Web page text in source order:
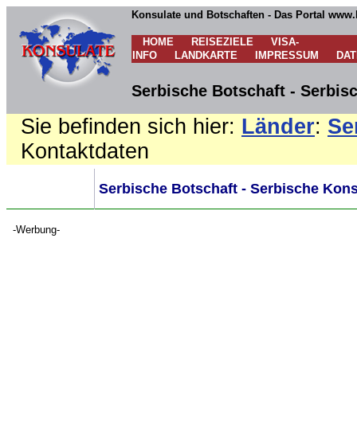
Konsulate und Botschaften - Das Portal
HOME REISEZIELE
VISA-
INFO
LANDKARTE IMPRESSUM
Serbische Botschaft -
Sie befinden sich hier: Länder:
Kontaktdaten
Serbische Botschaft - Serbische
-Werbung-